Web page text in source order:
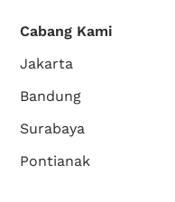
Cabang Kami
Jakarta
Bandung
Surabaya
Pontianak